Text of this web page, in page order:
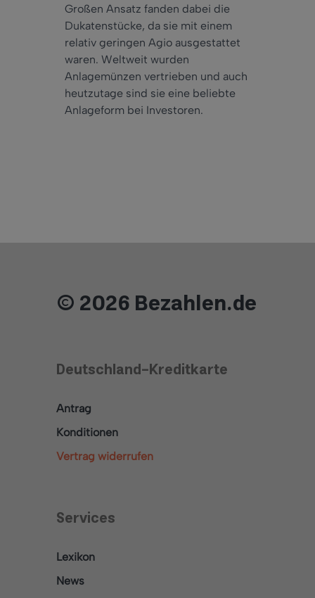
Großen Ansatz fanden dabei die
Dukatenstücke, da sie mit einem
relativ geringen Agio ausgestattet
waren. Weltweit wurden
Anlagemünzen vertrieben und auch
heutzutage sind sie eine beliebte
Anlageform bei Investoren.
© 2026 Bezahlen.de
Deutschland-Kreditkarte
Antrag
Konditionen
Vertrag widerrufen
Services
Lexikon
News